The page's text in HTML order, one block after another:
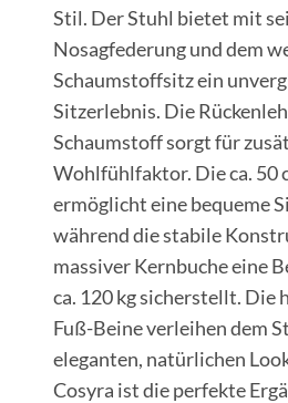
Stil. Der Stuhl bietet mit
Nosagfederung und dem
Schaumstoffsitz ein
Sitzerlebnis. Die
Schaumstoff sorgt für
Wohlfühlfaktor. Die ca. 50
ermöglicht eine bequeme
während die stabile
massiver Kernbuche eine
ca. 120 kg sicherstellt. Die
Fuß-Beine verleihen dem
eleganten, natürlichen
Cosyra ist die perfekte